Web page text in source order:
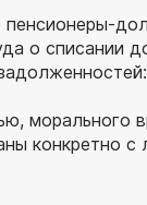
пенсионеры-
о списании
морального
конкретно с